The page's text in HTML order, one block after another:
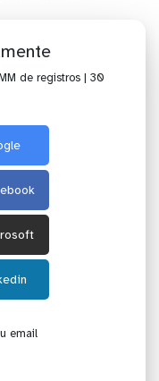
de registros | 30
email